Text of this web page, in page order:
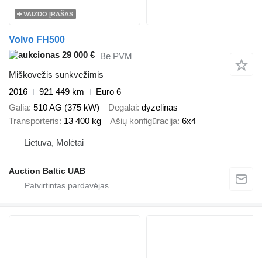
VAIZDO ĮRAŠAS
Volvo FH500
29 000 € Be PVM
Miškovežis sunkvežimis
2016
921 449 km
Euro 6
Galia 510 AG (375 kW) Degalai dyzelinas
Transporteris 13 400 kg Ašių konfigūracija 6x4
Lietuva, Molėtai
Auction Baltic UAB